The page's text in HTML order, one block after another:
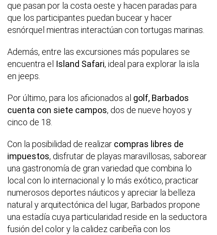
que pasan por la costa oeste y hacen paradas para
que los participantes puedan bucear y hacer
esnórquel mientras interactúan con tortugas marinas.
Además, entre las excursiones más populares se
encuentra el Island Safari, ideal para explorar la isla
en jeeps.
Por último, para los aficionados al golf, Barbados
cuenta con siete campos, dos de nueve hoyos y
cinco de 18.
Con la posibilidad de realizar compras libres de
impuestos, disfrutar de playas maravillosas, saborear
una gastronomía de gran variedad que combina lo
local con lo internacional y lo más exótico, practicar
numerosos deportes náuticos y apreciar la belleza
natural y arquitectónica del lugar, Barbados propone
una estadía cuya particularidad reside en la seductora
fusión del color y la calidez caribeña con los